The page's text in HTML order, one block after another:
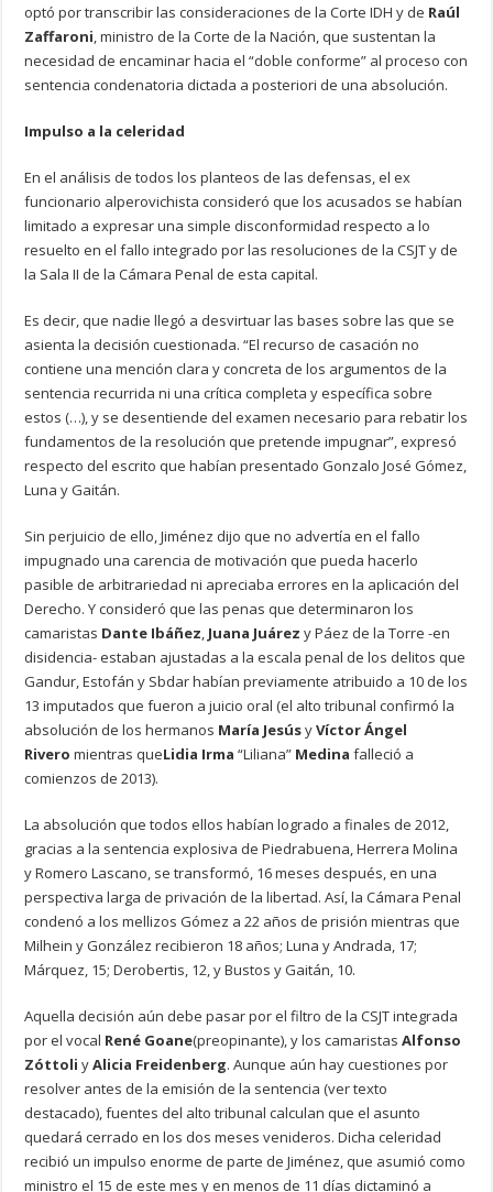
optó por transcribir las consideraciones de la Corte IDH y de Raúl
Zaffaroni, ministro de la Corte de la Nación, que sustentan la
necesidad de encaminar hacia el “doble conforme” al proceso con
sentencia condenatoria dictada a posteriori de una absolución.
Impulso a la celeridad
En el análisis de todos los planteos de las defensas, el ex
funcionario alperovichista consideró que los acusados se habían
limitado a expresar una simple disconformidad respecto a lo
resuelto en el fallo integrado por las resoluciones de la CSJT y de
la Sala II de la Cámara Penal de esta capital.
Es decir, que nadie llegó a desvirtuar las bases sobre las que se
asienta la decisión cuestionada. “El recurso de casación no
contiene una mención clara y concreta de los argumentos de la
sentencia recurrida ni una crítica completa y específica sobre
estos (…), y se desentiende del examen necesario para rebatir los
fundamentos de la resolución que pretende impugnar”, expresó
respecto del escrito que habían presentado Gonzalo José Gómez,
Luna y Gaitán.
Sin perjuicio de ello, Jiménez dijo que no advertía en el fallo
impugnado una carencia de motivación que pueda hacerlo
pasible de arbitrariedad ni apreciaba errores en la aplicación del
Derecho. Y consideró que las penas que determinaron los
camaristas Dante Ibáñez, Juana Juárez y Páez de la Torre -en
disidencia- estaban ajustadas a la escala penal de los delitos que
Gandur, Estofán y Sbdar habían previamente atribuido a 10 de los
13 imputados que fueron a juicio oral (el alto tribunal confirmó la
absolución de los hermanos María JesúsyVíctor Ángel
Rivero mientras queLidia Irma “Liliana” Medina falleció a
comienzos de 2013).
La absolución que todos ellos habían logrado a finales de 2012,
gracias a la sentencia explosiva de Piedrabuena, Herrera Molina
y Romero Lascano, se transformó, 16 meses después, en una
perspectiva larga de privación de la libertad. Así, la Cámara Penal
condenó a los mellizos Gómez a 22 años de prisión mientras que
Milhein y González recibieron 18 años; Luna y Andrada, 17;
Márquez, 15; Derobertis, 12, y Bustos y Gaitán, 10.
Aquella decisión aún debe pasar por el filtro de la CSJT integrada
por el vocal René Goane(preopinante), y los camaristasAlfonso
Zóttoli yAlicia Freidenberg. Aunque aún hay cuestiones por
resolver antes de la emisión de la sentencia (ver texto
destacado), fuentes del alto tribunal calculan que el asunto
quedará cerrado en los dos meses venideros. Dicha celeridad
recibió un impulso enorme de parte de Jiménez, que asumió como
ministro el 15 de este mes y en menos de 11 días dictaminó a